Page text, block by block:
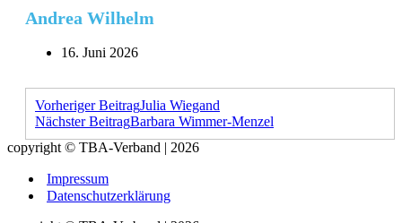
Andrea Wilhelm
16. Juni 2026
Vorheriger BeitragJulia Wiegand
Nächster BeitragBarbara Wimmer-Menzel
copyright © TBA-Verband | 2026
Impressum
Datenschutzerklärung